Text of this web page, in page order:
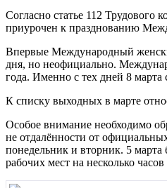
Согласно статье 112 Трудового
приурочен к празднованию
Впервые Международный
дня, но неофициально.
года. Именно с тех дней 8
К списку выходных в марте
Особое внимание необходимо
не отдалённости от
понедельник и вторник. 5 марта
рабочих мест на несколько